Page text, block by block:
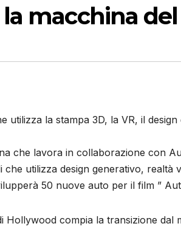
macchina
utilizza la stampa 3D, la VR, il
che lavora in collaborazione con
utilizza design generativo, realtà
50 nuove auto per il film ”
Hollywood compia la transizione dal